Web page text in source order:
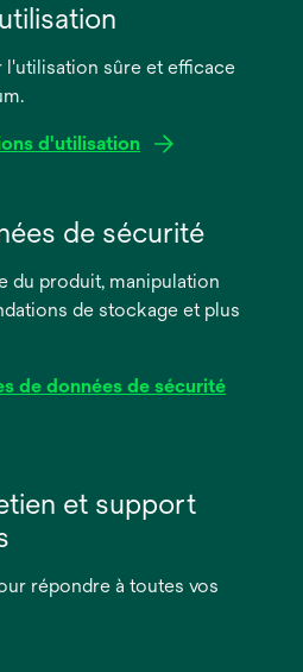
l'utilisation sûre et efficace
d'utilisation
de sécurité
du produit, manipulation
de stockage et plus
de données de sécurité
et support
répondre à toutes vos